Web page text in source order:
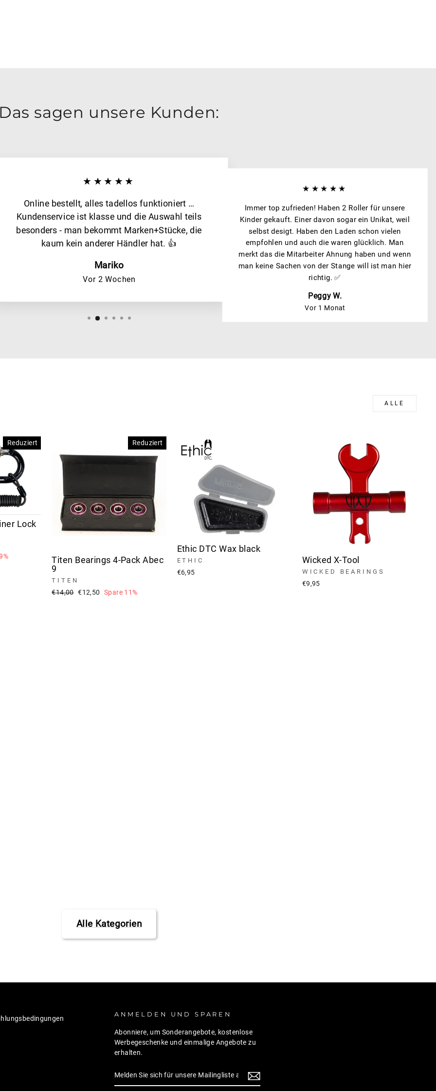
Das sagen unsere Kunden:
★★★★★
Online bestellt, alles tadellos funktioniert …
Kundenservice ist klasse und die Auswahl teils
besonders - man bekommt Marken+Stücke, die
kaum kein anderer Händler hat. 👍
Mariko
Vor 2 Wochen
★★★★★
Immer top zufrieden! Haben 2 Roller für unsere
Kinder gekauft. Einer davon sogar ein Unikat, weil
selbst desigt. Haben den Laden schon vielen
empfohlen und auch die waren glücklich. Man
merkt das die Mitarbeiter Ahnung haben und wenn
man keine Sachen von der Stange will ist man hier
richtig. ✅
Peggy W.
Vor 1 Monat
ALLE
Reduziert
Lock
Reduziert
Titen Bearings 4-Pack Abec
9
TITEN
Normaler
€14,00 Sonderpreis
€12,50 Spare 11%
Ethic DTC Wax black
ETHIC
€6,95
Wicked X-Tool
WICKED BEARINGS
€9,95
Alle Kategorien
ANMELDEN UND SPAREN
Abonniere, um Sonderangebote, kostenlose
Werbegeschenke und einmalige Angebote zu
erhalten.
SIE
SICH